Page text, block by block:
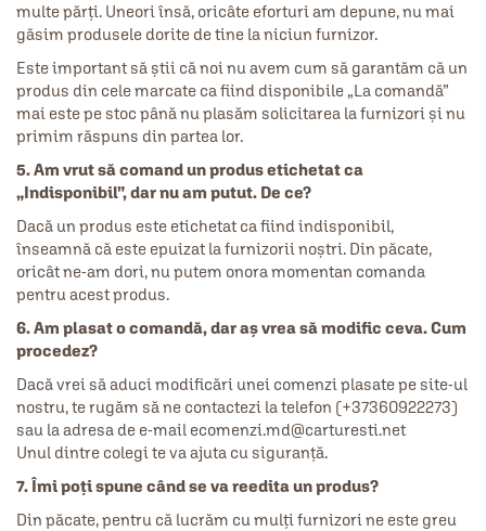
multe părți. Uneori însă, oricâte eforturi am depune, nu mai
găsim produsele dorite de tine la niciun furnizor.
Este important să știi că noi nu avem cum să garantăm că un
produs din cele marcate ca fiind disponibile „La comandă”
mai este pe stoc până nu plasăm solicitarea la furnizori și nu
primim răspuns din partea lor.
5. Am vrut să comand un produs etichetat ca
„Indisponibil”, dar nu am putut. De ce?
Dacă un produs este etichetat ca fiind indisponibil,
înseamnă că este epuizat la furnizorii noștri. Din păcate,
oricât ne-am dori, nu putem onora momentan comanda
pentru acest produs.
6. Am plasat o comandă, dar aș vrea să modific ceva. Cum
procedez?
Dacă vrei să aduci modificări unei comenzi plasate pe site-ul
nostru, te rugăm să ne contactezi la telefon (+37360922273)
sau la adresa de e-mail ecomenzi.md@carturesti.net
Unul dintre colegi te va ajuta cu siguranță.
7. Îmi poți spune când se va reedita un produs?
Din păcate, pentru că lucrăm cu mulți furnizori ne este greu